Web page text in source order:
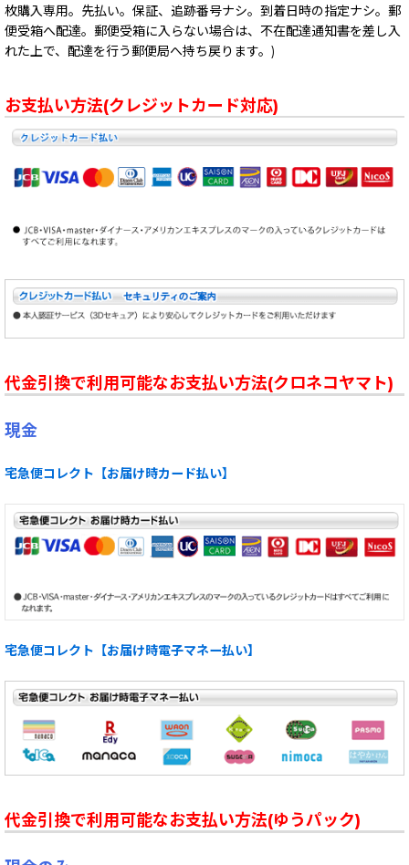
枚購入専用。先払い。保証、追跡番号ナシ。到着日時の指定ナシ。郵
便受箱へ配達。郵便受箱に入らない場合は、不在配達通知書を差し入
れた上で、配達を行う郵便局へ持ち戻ります。)
お支払い方法(クレジットカード対応)
代金引換で利用可能なお支払い方法(クロネコヤマト)
現金
宅急便コレクト【お届け時カード払い】
宅急便コレクト【お届け時電子マネー払い】
代金引換で利用可能なお支払い方法(ゆうパック)